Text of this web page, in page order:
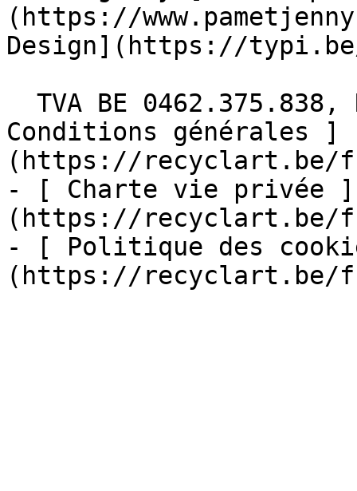
(https://
Design](https://
Conditions générales ]
(https://recyclart.be/
- [ Charte vie privée ]
(https://recyclart.be/
- [ Politique des